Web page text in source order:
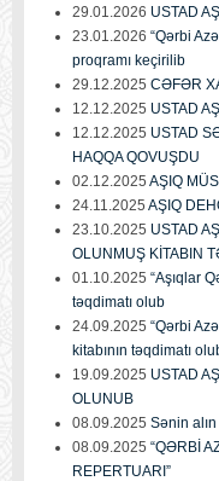
29.01.2026 USTAD
23.01.2026 “Qərbi
proqramı keçirilib
29.12.2025 CƏFƏR
12.12.2025 USTAD
12.12.2025 USTAD
HAQQA QOVUŞDU
02.12.2025 AŞIQ
24.11.2025 AŞIQ
23.10.2025 USTAD
OLUNMUŞ KİTABIN
01.10.2025 “Aşıqlar
təqdimatı olub
24.09.2025 “Qərbi
kitabının təqdimatı
19.09.2025 USTAD
OLUNUB
08.09.2025 Sənin alın
08.09.2025 “QƏRBİ
REPERTUARI”